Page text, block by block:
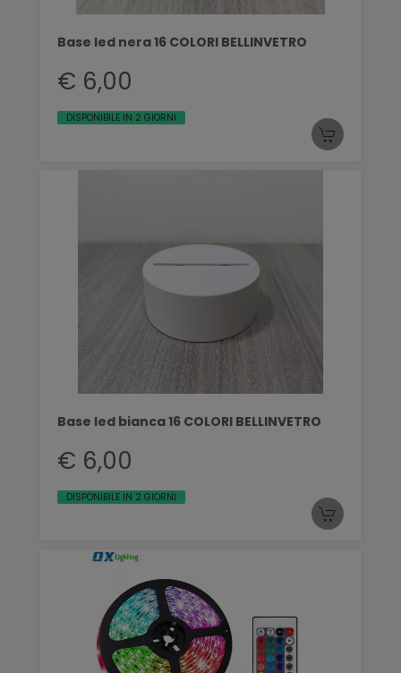
Base led nera 16 COLORI BELLINVETRO
€ 6,00
DISPONIBILE IN 2 GIORNI
Base led bianca 16 COLORI BELLINVETRO
€ 6,00
DISPONIBILE IN 2 GIORNI